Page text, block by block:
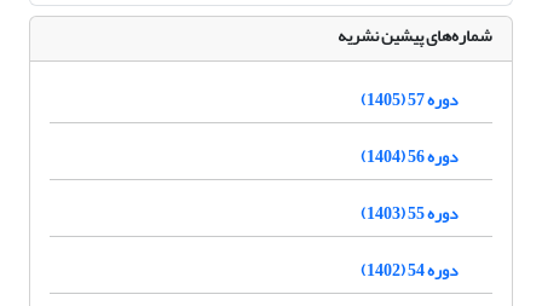
شماره‌های پیشین نشریه
دوره 57 (1405)
دوره 56 (1404)
دوره 55 (1403)
دوره 54 (1402)